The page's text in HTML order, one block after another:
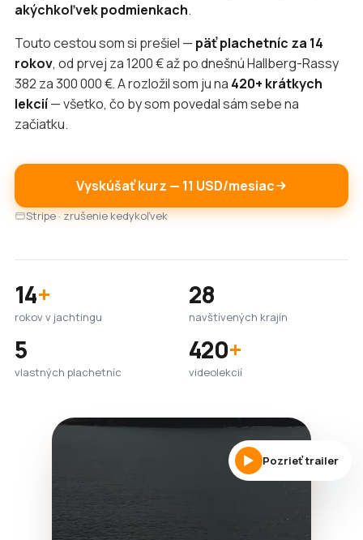
akýchkoľvek podmienkach.
Touto cestou som si prešiel — päť plachetníc za 14
rokov, od prvej za 1200 € až po dnešnú Hallberg-Rassy
382 za 300 000 €. A rozložil som ju na 420+ krátkych
lekcií— všetko, čo by som povedal sám sebe na
začiatku.
Vyskúšať kurz — 11 USD/mesiac
Stripe · zrušenie kedykoľvek
14+
rokov v jachtingu
28
navštívených krajín
5
vlastných plachetníc
420+
videolekcií
Pozrieť trailer